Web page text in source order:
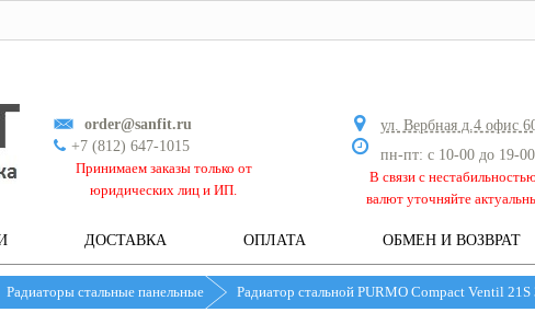
order@sanfit.ru
+7 (812) 647-1015
Принимаем заказы только от
юридических лиц и ИП.
ул. Вербная д.4 офис
пн-пт: с 10-00 до 19-00
В связи с
валют уточняйте
ДОСТАВКА ОПЛАТА ОБМЕН И ВОЗВРАТ
Радиаторы стальные панельные Радиатор стальной PURMO Compact Ventil